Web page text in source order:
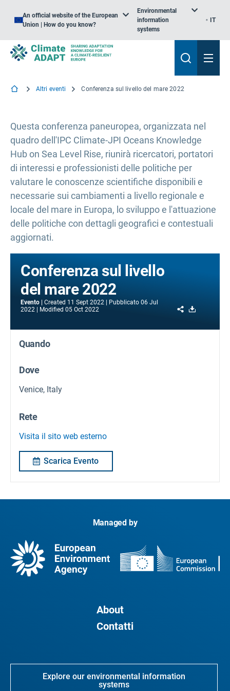
An official website of the European
Union | How do you know?
Environmental
information
systems
IT
Altri eventi Conferenza sul livello del mare 2022
Questa conferenza paneuropea, organizzata nel
quadro dell'IPC Climate-JPI Oceans Knowledge
Hub on Sea Level Rise, riunirà ricercatori, portatori
di interessi e professionisti delle politiche per
valutare le conoscenze scientifiche disponibili e
necessarie sui cambiamenti a livello regionale e
locale del mare in Europa, lo sviluppo e l'attuazione
delle politiche con dettagli geografici e contestuali
aggiornati.
Conferenza sul livello
del mare 2022
Evento Created 11 Sept 2022 Pubblicato 06 Jul
2022
Modified 05 Oct 2022 Share
Quando
Dove
Venice, Italy
Rete
Visita il sito web esterno
Scarica Evento
Managed by
About
Contatti
Explore our environmental information
systems